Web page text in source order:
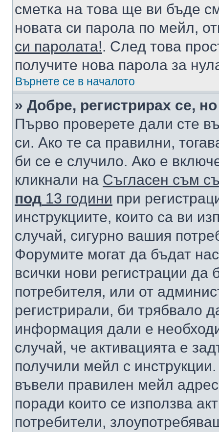
сметка на това ще ви бъде
новата си парола по мейл,
си паролата!. След това
получите нова парола за
Върнете се в началото
» Добре, регистрирах се,
Първо проверете дали сте
си. Ако те са правилни,
би се е случило. Ако е
кликнали на Съгласен съм
под 13 години при
инструкциите, които са ви
случай, сигурно вашия
Форумите могат да бъдат
всички нови регистрации да
потребителя, или от
регистрирали, би трябвало
информация дали е
случай, че активацията е
получили мейл с
въвели правилен мейл
поради които се използва
потребители,